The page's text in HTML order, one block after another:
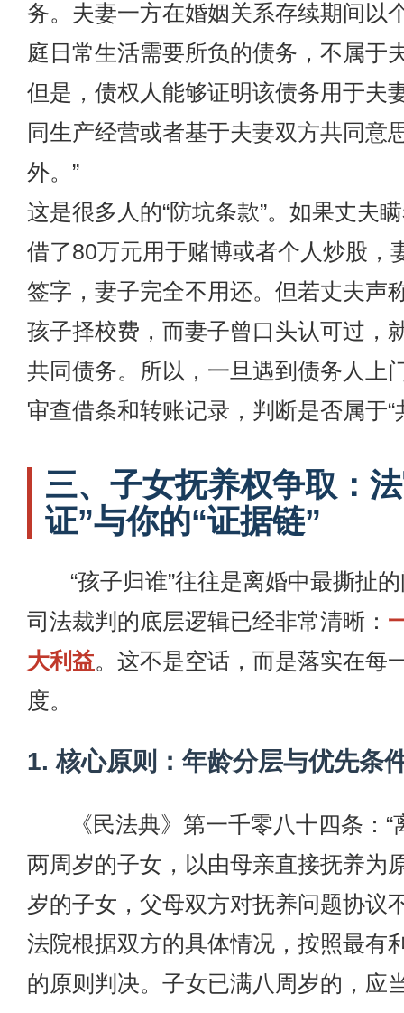
务。夫妻一方在婚姻关系存续期间以
庭日常生活需要所负的债务，不属于
但是，债权人能够证明该债务用于夫
同生产经营或者基于夫妻双方共同意
外。”
这是很多人的“防坑条款”。如果丈夫
借了80万元用于赌博或者个人炒股，
签字，妻子完全不用还。但若丈夫声
孩子择校费，而妻子曾口头认可过，
共同债务。所以，一旦遇到债务人上
审查借条和转账记录，判断是否属于“
三、子女抚养权争取：
证”与你的“证据链”
“孩子归谁”往往是离婚中最撕扯
司法裁判的底层逻辑已经非常清晰：
大利益。这不是空话，而是落实在每
度。
1. 核心原则：年龄分层与优先条
《民法典》第一千零八十四条：
两周岁的子女，以由母亲直接抚养为
岁的子女，父母双方对抚养问题协议
法院根据双方的具体情况，按照最有
的原则判决。子女已满八周岁的，应